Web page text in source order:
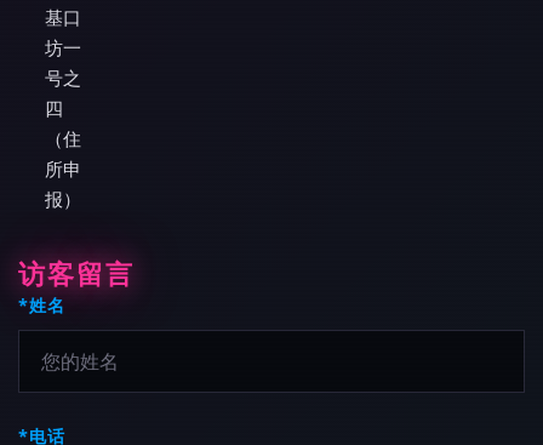
基口
坊一
号之
四
（住
所申
报）
访客留言
*姓名
*电话